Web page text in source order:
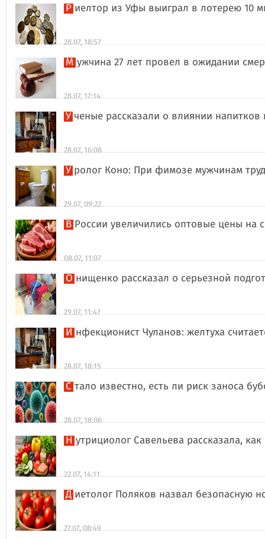
Риелтор из Уфы выиграл в лотерею 10
28.07, 18:57
Мужчина 27 лет провел в ожидании
28.07, 17:14
Ученые рассказали о влиянии
28.07, 16:08
Уролог Коно: При фимозе мужчинам
29.07, 09:22
В России увеличились оптовые цены на
08.07, 11:07
Онищенко рассказал о серьезной
29.07, 11:47
Инфекционист Чуланов: желтуха
28.07, 18:15
Стало известно, есть ли риск заноса
28.07, 18:06
Нутрициолог Савельева рассказала,
22.07, 14:11
Диетолог Поляков назвал безопасную
27.07, 08:49